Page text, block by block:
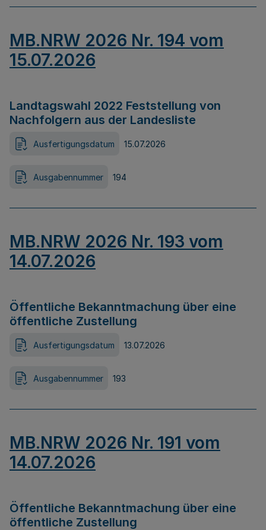
MB.NRW 2026 Nr. 194 vom
15.07.2026
Landtagswahl 2022 Feststellung von
Nachfolgern aus der Landesliste
Ausfertigungsdatum 15.07.2026
Ausgabennummer 194
MB.NRW 2026 Nr. 193 vom
14.07.2026
Öffentliche Bekanntmachung über eine
öffentliche Zustellung
Ausfertigungsdatum 13.07.2026
Ausgabennummer 193
MB.NRW 2026 Nr. 191 vom
14.07.2026
Öffentliche Bekanntmachung über eine
öffentliche Zustellung